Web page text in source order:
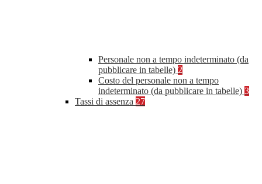
Personale non a tempo indeterminato (da
pubblicare in tabelle) 2
Costo del personale non a tempo
indeterminato (da pubblicare in tabelle) 3
Tassi di assenza 27